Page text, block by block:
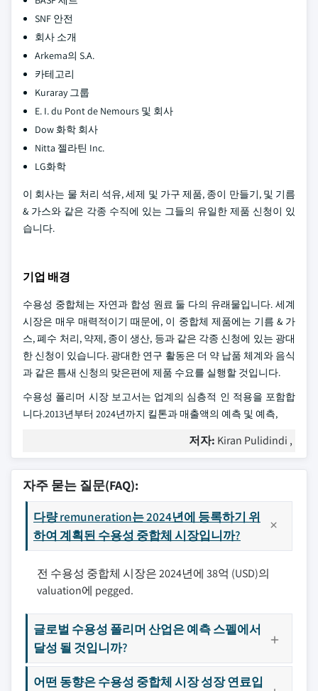
SNF 안전
회사 소개
Arkema의 S.A.
카테고리
Kuraray 그룹
E. I. du Pont de Nemours 및 회사
Dow 화학 회사
Nitta 젤라틴 Inc.
LG화학
이 회사는 물 처리 석유, 세제 및 가구 제품, 종이 만들기, 및 기름
& 가스와 같은 각종 수직에 있는 그들의 유일한 제품 신청이 있
습니다.
기업 배경
수용성 중합체는 자연과 합성 원료 둘 다의 유래물입니다. 세계
시장은 매우 매력적이기 때문에, 이 중합체 제품에는 기름 & 가
스, 폐수 처리, 약제, 종이 생산, 등과 같은 각종 신청에 있는 광대
한 신청이 있습니다. 광대한 연구 활동은 더 약 납품 체계와 음식
과 같은 틈새 신청의 맞은편에 제품 수요를 실행할 것입니다.
수용성 폴리머 시장 보고서는 업계의 심층적 인 적용을 포함합
니다.2013년부터 2024년까지 킬톤과 매출액의 예측 및 예측,
저자: Kiran Pulidindi ,
자주 묻는 질문(FAQ):
다량 remuneration는 2024년에 등록하기 위
하여 계획된 수용성 중합체 시장입니까?
전 수용성 중합체 시장은 2024년에 38억 (USD)의
valuation에 pegged.
글로벌 수용성 폴리머 산업은 예측 스펠에서
달성 될 것입니까?
어떤 동향은 수용성 중합체 시장 성장 연료입